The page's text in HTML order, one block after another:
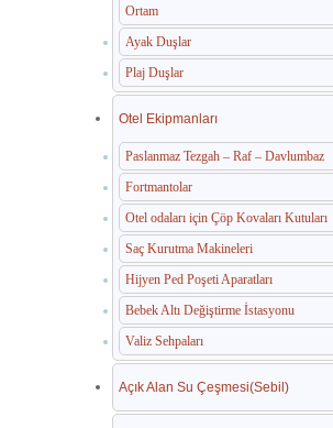
Ortam
Ayak Duşlar
Plaj Duşlar
Otel Ekipmanları
Paslanmaz Tezgah – Raf – Davlumbaz
Fortmantolar
Otel odaları için Çöp Kovaları Kutuları
Saç Kurutma Makineleri
Hijyen Ped Poşeti Aparatları
Bebek Altı Değiştirme İstasyonu
Valiz Sehpaları
Açık Alan Su Çeşmesi(Sebil)